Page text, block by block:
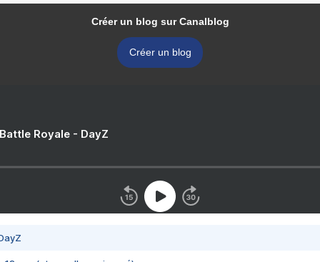
Créer un blog sur Canalblog
Créer un blog
Royale - DayZ